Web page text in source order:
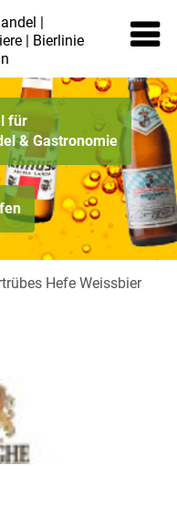
für
& Gastronomie
Hefe Weissbier
|
| Bierlinie